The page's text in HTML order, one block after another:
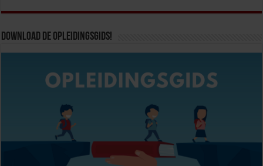
Download de opleidingsgids!